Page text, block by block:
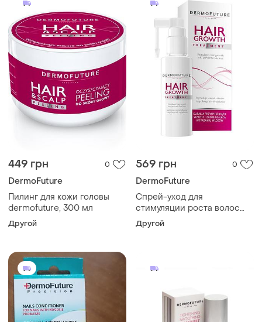
449 грн 0
DermoFuture
Пилинг для кожи головы
dermofuture, 300 мл
Другой
569 грн 0
DermoFuture
Спрей-уход для
стимуляции роста волос
для женщин dermofuture,
30 мл
Другой